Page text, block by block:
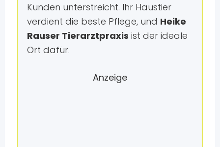
Kunden unterstreicht. Ihr Haustier
verdient die beste Pflege, und Heike
Rauser Tierarztpraxis ist der ideale
Ort dafür.
Anzeige